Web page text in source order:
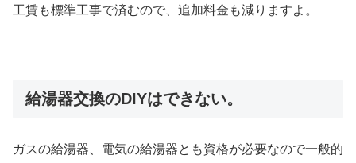
工賃も標準工事で済むので、追加料金も減りますよ。
給湯器交換のDIYはできない。
ガスの給湯器、電気の給湯器とも資格が必要なので一般的